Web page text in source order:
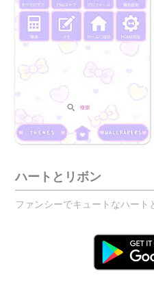
ハートとリボン
ファンシーでキュートなハート